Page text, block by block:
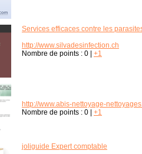
Services efficaces contre les
http://www.silvadesinfection.ch
Nombre de points : 0 +1
http://www.abis-nettoyage-
Nombre de points : 0 +1
joliguide Expert comptable